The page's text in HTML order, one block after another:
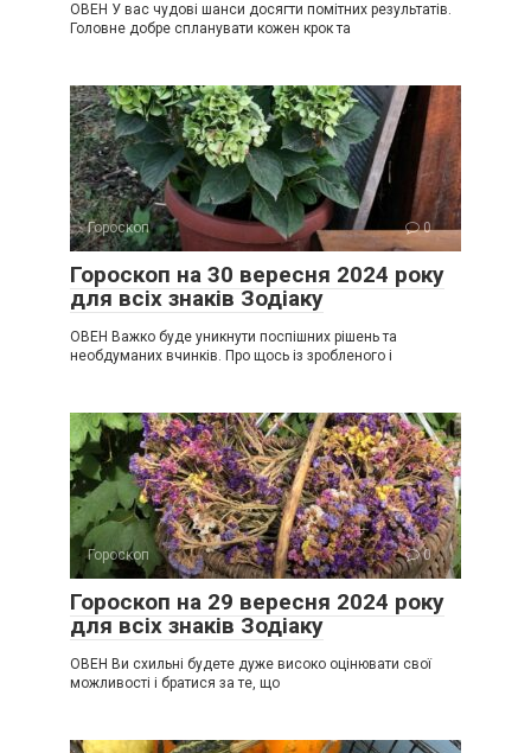
ОВЕН У вас чудові шанси досягти помітних результатів.
Головне добре спланувати кожен крок та
Гороскоп 0
Гороскоп на 30 вересня 2024 року
для всіх знаків Зодіаку
ОВЕН Важко буде уникнути поспішних рішень та
необдуманих вчинків. Про щось із зробленого і
Гороскоп 0
Гороскоп на 29 вересня 2024 року
для всіх знаків Зодіаку
ОВЕН Ви схильні будете дуже високо оцінювати свої
можливості і братися за те, що